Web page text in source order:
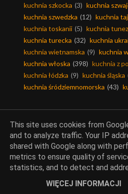
kuchnia szkocka (3) kuchnia
kuchnia szwedzka (12) kuchnia
kuchnia toskanii (5) kuchnia
kuchnia turecka (32) kuchnia
kuchnia wietnamska (9) kuchnia
kuchnia włoska (398) kuchnia z
kuchnia łódzka (9) kuchnia śląska
kuchnia śródziemnomorska (43)
Piekarnia
gotowanie,
akcje (191) piekarnia amber (79)
wspólne gotowanie (234)
This site uses cookies from
and to analyze traffic. Your IP
shared with Google along with
metrics to ensure quality of
statistics, and to detect and
WIĘCEJ INFORMACJI